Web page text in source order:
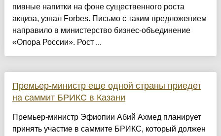
пивные напитки на фоне существенного роста
акциза, узнал Forbes. Письмо с таким предложением
направило в министерство бизнес-объединение
«Опора России». Рост ...
Премьер-министр еще одной страны приедет
на саммит БРИКС в Казани
Премьер-министр Эфиопии Абий Ахмед планирует
принять участие в саммите БРИКС, который должен